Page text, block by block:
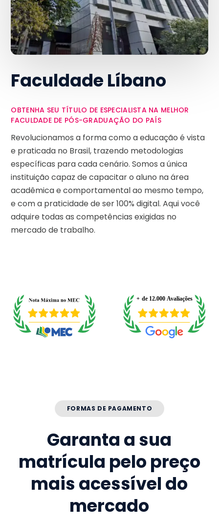
Faculdade Líbano
OBTENHA SEU TÍTULO DE ESPECIALISTA NA MELHOR
FACULDADE DE PÓS-GRADUAÇÃO DO PAÍS
Revolucionamos a forma como a educação é vista
e praticada no Brasil, trazendo metodologias
específicas para cada cenário. Somos a única
instituição capaz de capacitar o aluno na área
acadêmica e comportamental ao mesmo tempo,
e com a praticidade de ser 100% digital. Aqui você
adquire todas as competências exigidas no
mercado de trabalho.
FORMAS DE PAGAMENTO
Garanta a sua
matrícula pelo preço
mais acessível do
mercado